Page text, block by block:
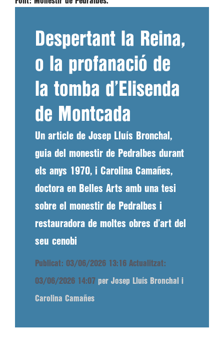
Despertant la Reina,
o la profanació de
la tomba d’Elisenda
de Montcada
Un article de Josep Lluís Bronchal,
guia del monestir de Pedralbes durant
els anys 1970, i Carolina Camañes,
doctora en Belles Arts amb una tesi
sobre el monestir de Pedralbes i
restauradora de moltes obres d’art del
seu cenobi
Publicat: 03/06/2026 13:16 Actualitzat:
03/06/2026 14:07 per Josep Lluís Bronchal i
Carolina Camañes